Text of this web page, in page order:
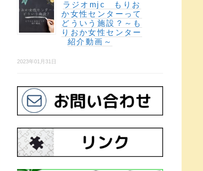
ラジオmjc もりお
か女性センターって
どういう施設？～も
りおか女性センター
紹介動画～
2023年01月31日